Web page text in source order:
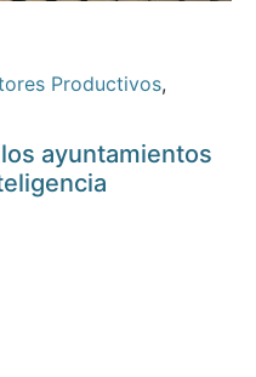
Productivos,
ayuntamientos